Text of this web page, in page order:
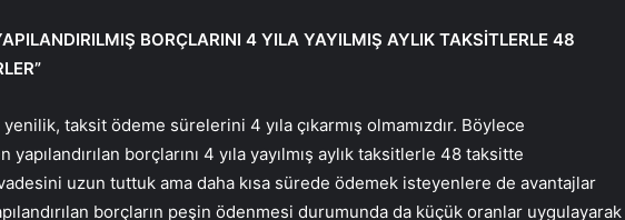
BORÇLARINI 4 YILA YAYILMIŞ AYLIK TAKSİTLERLE 48
taksit ödeme sürelerini 4 yıla çıkarmış olmamızdır. Böylece
yapılandırılan borçlarını 4 yıla yayılmış aylık taksitlerle 48 taksitte
uzun tuttuk ama daha kısa sürede ödemek isteyenlere de avantajlar
borçların peşin ödenmesi durumunda da küçük oranlar uygulayarak